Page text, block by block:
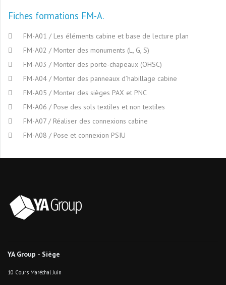
Fiches formations FM-A
FM-A01 / Les éléments cabine et base de lecture plan
FM-A02 / Monter des monuments (L, G, S)
FM-A03 / Monter des porte-chapeaux (OHSC)
FM-A04 / Monter des panneaux d’habillage cabine
FM-A05 / Monter des sièges PAX et PNC
FM-A06 / Pose des sols textiles et non textiles
FM-A07 / Réaliser des connexions cabine
FM-A08 / Pose et connexion PSIU
YA Group - Siège
10 Cours Maréchal Juin